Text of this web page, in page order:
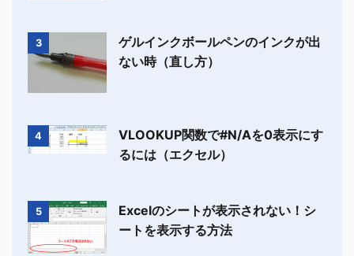
3
ゲルインクボールペンのインクが出
ない時（直し方）
4
VLOOKUP関数で#N/Aを0表示にす
るには（エクセル）
5
Excelのシートが表示されない！シ
ートを表示する方法